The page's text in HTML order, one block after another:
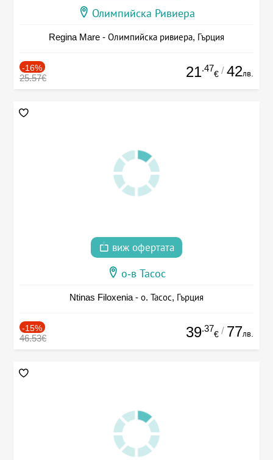
Олимпийска Ривиера
Regina Mare - Олимпийска ривиера, Гърция
-16%
25.57€ 21.47
€ / 42лв.
виж офертата
о-в Тасос
Ntinas Filoxenia - о. Тасос, Гърция
-15%
46.53€ 39.37
€ / 77лв.